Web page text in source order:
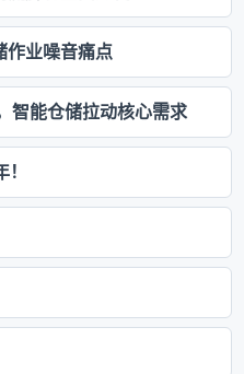
作业噪音痛点
智能仓储拉动核心需求